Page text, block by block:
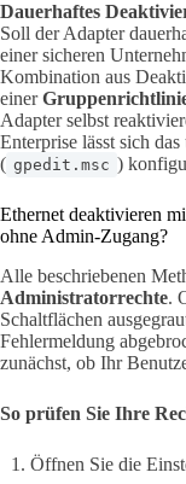
Dauerhaftes
Soll der Adapter
einer sicheren
Kombination aus
einer
Adapter selbst
Enterprise lässt sich das
( gpedit.msc )
Ethernet deaktivieren
ohne Admin-Zugang?
Alle beschriebenen
Administratorrechte.
Schaltflächen
Fehlermeldung
zunächst, ob Ihr
So prüfen Sie Ihre
Öffnen Sie die